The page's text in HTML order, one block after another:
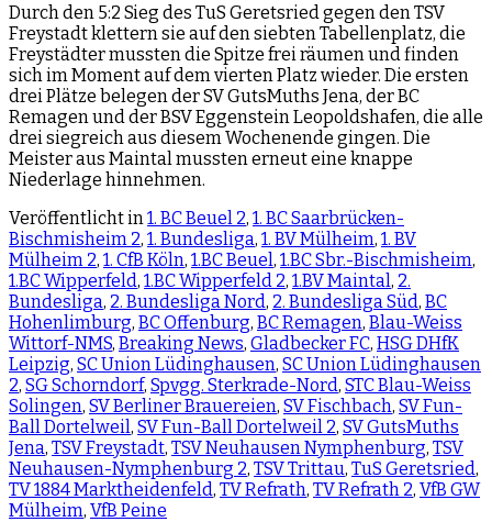
Durch den 5:2 Sieg des TuS Geretsried gegen den TSV
Freystadt klettern sie auf den siebten Tabellenplatz, die
Freystädter mussten die Spitze frei räumen und finden
sich im Moment auf dem vierten Platz wieder. Die ersten
drei Plätze belegen der SV GutsMuths Jena, der BC
Remagen und der BSV Eggenstein Leopoldshafen, die alle
drei siegreich aus diesem Wochenende gingen. Die
Meister aus Maintal mussten erneut eine knappe
Niederlage hinnehmen.
Veröffentlicht in 1. BC Beuel 2, 1. BC Saarbrücken-
Bischmisheim 2, 1. Bundesliga, 1. BV Mülheim, 1. BV
Mülheim 2, 1. CfB Köln, 1.BC Beuel, 1.BC Sbr.-Bischmisheim,
1.BC Wipperfeld, 1.BC Wipperfeld 2, 1.BV Maintal, 2.
Bundesliga, 2. Bundesliga Nord, 2. Bundesliga Süd, BC
Hohenlimburg, BC Offenburg, BC Remagen, Blau-Weiss
Wittorf-NMS, Breaking News, Gladbecker FC, HSG DHfK
Leipzig, SC Union Lüdinghausen, SC Union Lüdinghausen
2, SG Schorndorf, Spvgg. Sterkrade-Nord, STC Blau-Weiss
Solingen, SV Berliner Brauereien, SV Fischbach, SV Fun-
Ball Dortelweil, SV Fun-Ball Dortelweil 2, SV GutsMuths
Jena, TSV Freystadt, TSV Neuhausen Nymphenburg, TSV
Neuhausen-Nymphenburg 2, TSV Trittau, TuS Geretsried,
TV 1884 Marktheidenfeld, TV Refrath, TV Refrath 2, VfB GW
Mülheim, VfB Peine